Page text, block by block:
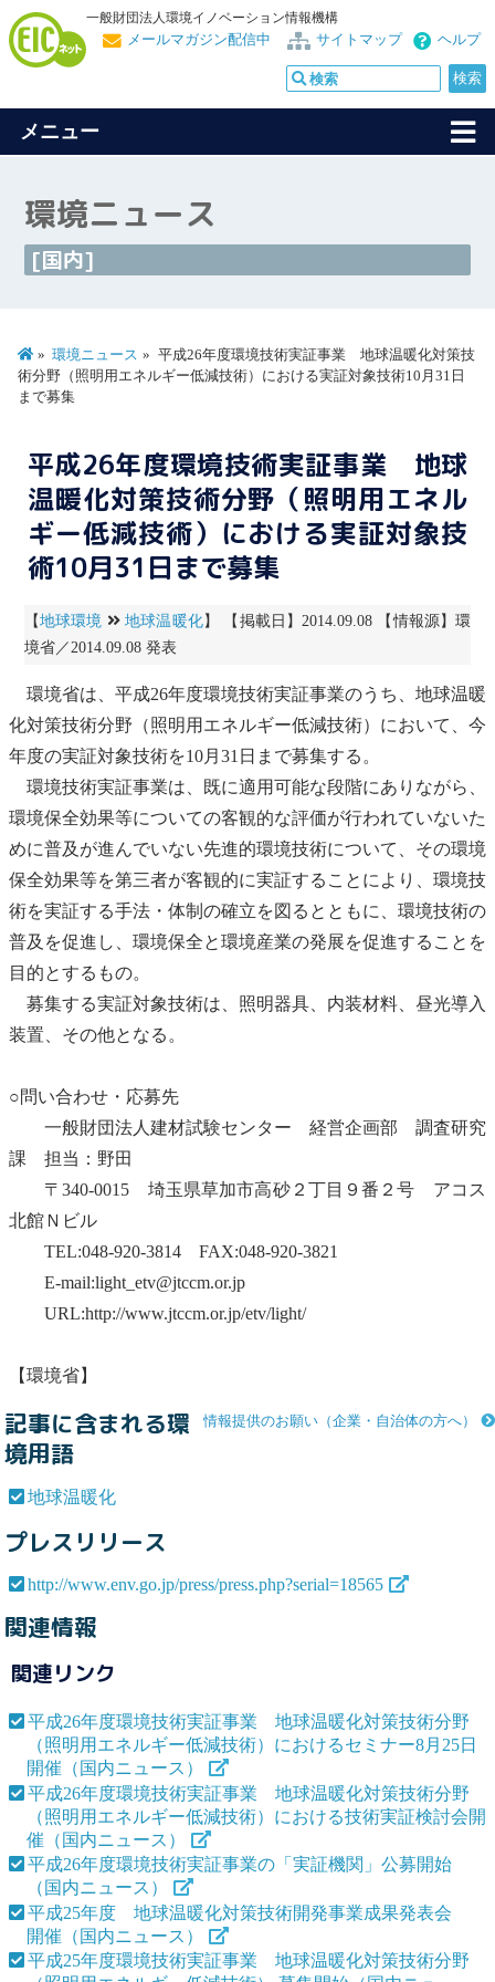
一般財団法人環境イノベーション情報機構
ヘルプ
サイトマップ
メールマガジン配信中
メニュー
環境ニュース
[国内]
環境ニュース
平成26年度環境技術実証事業 地球温暖化対策技
術分野（照明用エネルギー低減技術）における実証対象技術10月31日
まで募集
平成26年度環境技術実証事業 地球
温暖化対策技術分野（照明用エネル
ギー低減技術）における実証対象技
術10月31日まで募集
【地球環境 地球温暖化】 【掲載日】2014.09.08 【情報源】環
境省／2014.09.08 発表
環境省は、平成26年度環境技術実証事業のうち、 地球温暖
化対策技術分野（照明用エネルギー低減技術）において、今
年度の実証対象技術を10月31日まで募集する。
環境技術実証事業は、既に適用可能な段階にありながら、
環境保全効果等についての客観的な評価が行われていないた
めに普及が進んでいない先進的環境技術について、その環境
保全効果等を第三者が客観的に実証することにより、環境技
術を実証する手法・体制の確立を図るとともに、環境技術の
普及を促進し、環境保全と環境産業の発展を促進することを
目的とするもの。
募集する実証対象技術は、照明器具、内装材料、昼光導入
装置、その他となる。
○問い合わせ・応募先
一般財団法人建材試験センター 経営企画部 調査研究
課 担当：野田
〒340-0015 埼玉県草加市高砂２丁目９番２号 アコス
北館Ｎビル
TEL:048-920-3814 FAX:048-920-3821
E-mail:light_etv@jtccm.or.jp
URL:http://www.jtccm.or.jp/etv/light/
【環境省】
情報提供のお願い（企業・自治体の方へ）
記事に含まれる環
境用語
地球温暖化
プレスリリース
http://www.env.go.jp/press/press.php?serial=18565
関連情報
関連リンク
平成26年度環境技術実証事業 地球温暖化対策技術分野
（照明用エネルギー低減技術）におけるセミナー8月25日
開催（国内ニュース）
平成26年度環境技術実証事業 地球温暖化対策技術分野
（照明用エネルギー低減技術）における技術実証検討会開
催（国内ニュース）
平成26年度環境技術実証事業の「実証機関」公募開始
（国内ニュース）
平成25年度 地球温暖化対策技術開発事業成果発表会
開催（国内ニュース）
平成25年度環境技術実証事業 地球温暖化対策技術分野